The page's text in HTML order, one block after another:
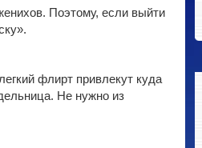
Поэтому, если выйти
флирт привлекут куда
Не нужно из